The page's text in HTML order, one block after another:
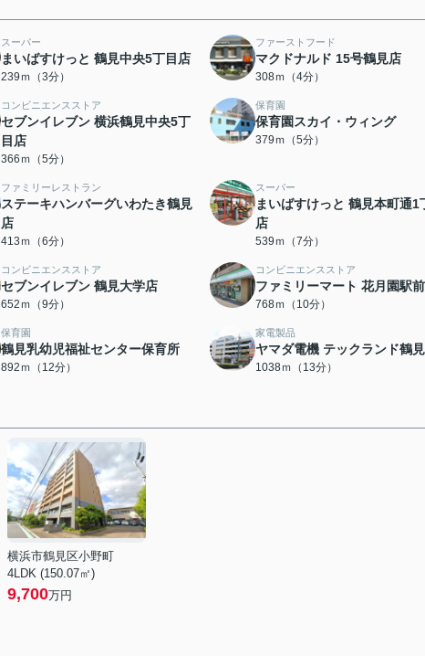
スーパー
まいばすけっと 鶴見中央5丁目店
239ｍ（3分）
ファーストフード
マクドナルド 15号鶴見店
308ｍ（4分）
コンビニエンスストア
セブンイレブン 横浜鶴見中央5丁
目店
366ｍ（5分）
保育園
保育園スカイ・ウィング
379ｍ（5分）
ファミリーレストラン
ステーキハンバーグいわたき鶴見
店
413ｍ（6分）
スーパー
まいばすけっと 鶴見本町通1
店
539ｍ（7分）
コンビニエンスストア
セブンイレブン 鶴見大学店
652ｍ（9分）
コンビニエンスストア
ファミリーマート 花月園駅
768ｍ（10分）
保育園
鶴見乳幼児福祉センター保育所
892ｍ（12分）
家電製品
ヤマダ電機 テックランド鶴
1038ｍ（13分）
横浜市鶴見区小野町
4LDK (150.07㎡)
9,700万円